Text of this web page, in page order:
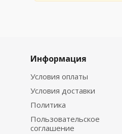
Информация
Условия оплаты
Условия доставки
Политика
Пользовательское
соглашение